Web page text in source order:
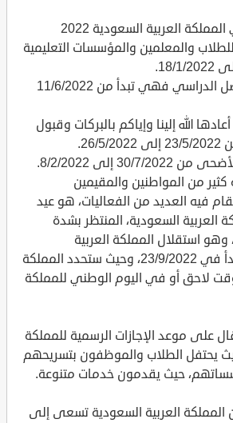
العربية السعودية 2022
والمعلمين والمؤسسات التعليمية
أما رخصة نهاية الفصل الدراسي فهي تبدأ من 11/6/2022
الله إلينا وإياكم بالبركات وقبول
إلى 8/2/2022.
من المواطنين والمقيمين
فيه العديد من الفعاليات، هو عيد
العربية السعودية، المنتظر بشدة
وهو استقلال المملكة العربية
السعودية، والذي يبدأ في 23/9/2022، وحيث ستحدد المملكة
لاحق أو في اليوم الوطني للمملكة
على موعد الإجازات الرسمية للمملكة
يحتفل الطلاب والموظفون بتسريحهم
حيث يقدمون خدمات متنوعة.
المملكة العربية السعودية تسعى إلى